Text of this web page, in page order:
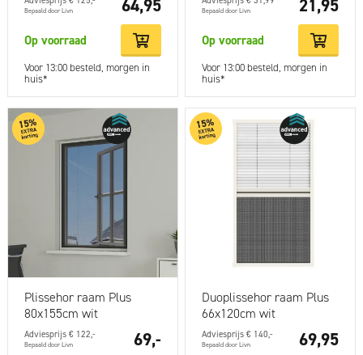
Bepaald door Livn 64,95
Op voorraad
Voor 13:00 besteld, morgen in
huis*
Bepaald door Livn 21,95
Op voorraad
Voor 13:00 besteld, morgen in
huis*
Plissehor raam Plus
80x155cm wit
Adviesprijs € 122,-
Bepaald door Livn 69,-
Duoplissehor raam Plus
66x120cm wit
Adviesprijs € 140,-
Bepaald door Livn 69,95